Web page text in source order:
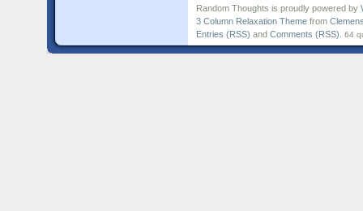
Random Thoughts is proudly powered by
3 Column Relaxation Theme from
Entries (RSS) and Comments (RSS) 64